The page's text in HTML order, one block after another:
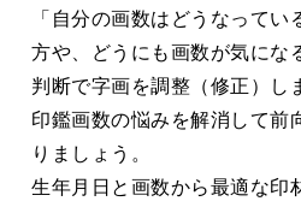
「自分の画数はどうなってい
方や、どうにも画数が気にな
判断で字画を調整（修正）し
印鑑画数の悩みを解消して前
りましょう。
生年月日と画数から最適な印